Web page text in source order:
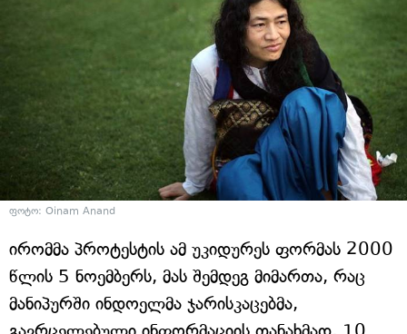
ფოტო: Oinam Anand
ირომმა პროტესტის ამ უკიდურეს ფორმას 2000
წლის 5 ნოემბერს, მას შემდეგ მიმართა, რაც
მანიპურში ინდოელმა ჯარისკაცებმა,